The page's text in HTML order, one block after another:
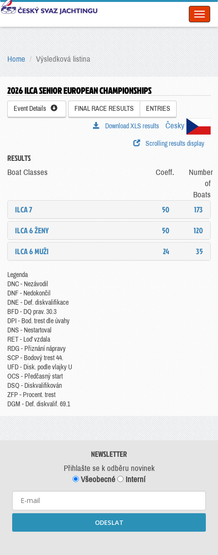
Home Výsledková listina
2026 ILCA SENIOR EUROPEAN CHAMPIONSHIPS
Event Details FINAL RACE RESULTS ENTRIES
Česky
Download XLS results
Scrolling results display
RESULTS
Boat Classes Coeff.
Number
of
Boats
ILCA 7 50
173
ILCA 6 ŽENY
50
120
ILCA 6 MUŽI
24 35
Legenda
DNC - Nezávodil
DNF - Nedokončil
DNE - Def. diskvalifikace
BFD - DQ prav. 30.3
DPI - Bod. trest dle úvahy
DNS - Nestartoval
RET - Loď vzdala
RDG - Přiznání nápravy
SCP - Bodový trest 44.
UFD - Disk. podle vlajky U
OCS - Předčasný start
DSQ - Diskvalifikován
ZFP - Procent. trest
DGM - Def. diskvalif. 69.1
NEWSLETTER
Přihlašte se k odběru novinek
Všeobecné
Interní
ODESLAT